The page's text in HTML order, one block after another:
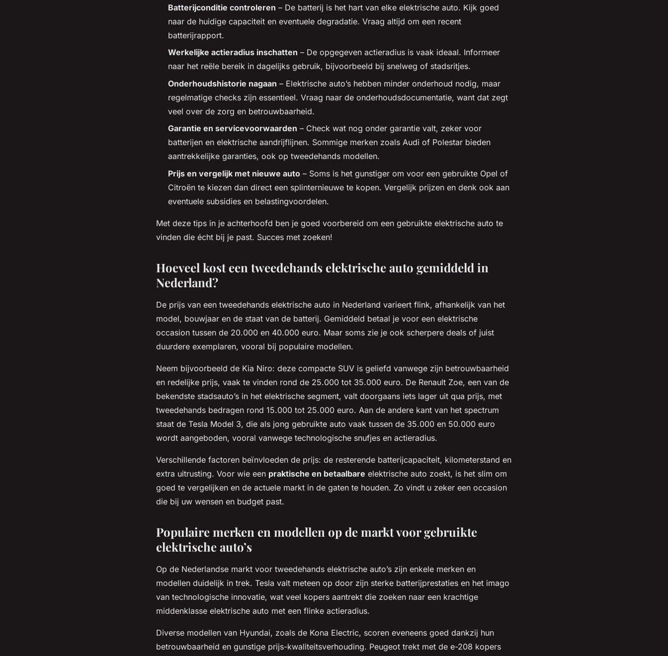
Batterijconditie controleren – De batterij is het hart van elke elektrische auto. Kijk goed
naar de huidige capaciteit en eventuele degradatie. Vraag altijd om een recent
batterijrapport.
Werkelijke actieradius inschatten – De opgegeven actieradius is vaak ideaal. Informeer
naar het reële bereik in dagelijks gebruik, bijvoorbeeld bij snelweg of stadsritjes.
Onderhoudshistorie nagaan – Elektrische auto’s hebben minder onderhoud nodig, maar
regelmatige checks zijn essentieel. Vraag naar de onderhoudsdocumentatie, want dat zegt
veel over de zorg en betrouwbaarheid.
Garantie en servicevoorwaarden – Check wat nog onder garantie valt, zeker voor
batterijen en elektrische aandrijflijnen. Sommige merken zoals Audi of Polestar bieden
aantrekkelijke garanties, ook op tweedehands modellen.
Prijs en vergelijk met nieuwe auto – Soms is het gunstiger om voor een gebruikte Opel of
Citroën te kiezen dan direct een splinternieuwe te kopen. Vergelijk prijzen en denk ook aan
eventuele subsidies en belastingvoordelen.
Met deze tips in je achterhoofd ben je goed voorbereid om een gebruikte elektrische auto te
vinden die écht bij je past. Succes met zoeken!
Hoeveel kost een tweedehands elektrische auto gemiddeld in
Nederland?
De prijs van een tweedehands elektrische auto in Nederland varieert flink, afhankelijk van het
model, bouwjaar en de staat van de batterij. Gemiddeld betaal je voor een elektrische
occasion tussen de 20.000 en 40.000 euro. Maar soms zie je ook scherpere deals of juist
duurdere exemplaren, vooral bij populaire modellen.
Neem bijvoorbeeld de Kia Niro: deze compacte SUV is geliefd vanwege zijn betrouwbaarheid
en redelijke prijs, vaak te vinden rond de 25.000 tot 35.000 euro. De Renault Zoe, een van de
bekendste stadsauto’s in het elektrische segment, valt doorgaans iets lager uit qua prijs, met
tweedehands bedragen rond 15.000 tot 25.000 euro. Aan de andere kant van het spectrum
staat de Tesla Model 3, die als jong gebruikte auto vaak tussen de 35.000 en 50.000 euro
wordt aangeboden, vooral vanwege technologische snufjes en actieradius.
Verschillende factoren beïnvloeden de prijs: de resterende batterijcapaciteit, kilometerstand en
extra uitrusting. Voor wie een praktische en betaalbare elektrische auto zoekt, is het slim om
goed te vergelijken en de actuele markt in de gaten te houden. Zo vindt u zeker een occasion
die bij uw wensen en budget past.
Populaire merken en modellen op de markt voor gebruikte
elektrische auto’s
Op de Nederlandse markt voor tweedehands elektrische auto’s zijn enkele merken en
modellen duidelijk in trek. Tesla valt meteen op door zijn sterke batterijprestaties en het imago
van technologische innovatie, wat veel kopers aantrekt die zoeken naar een krachtige
middenklasse elektrische auto met een flinke actieradius.
Diverse modellen van Hyundai, zoals de Kona Electric, scoren eveneens goed dankzij hun
betrouwbaarheid en gunstige prijs-kwaliteitsverhouding. Peugeot trekt met de e-208 kopers